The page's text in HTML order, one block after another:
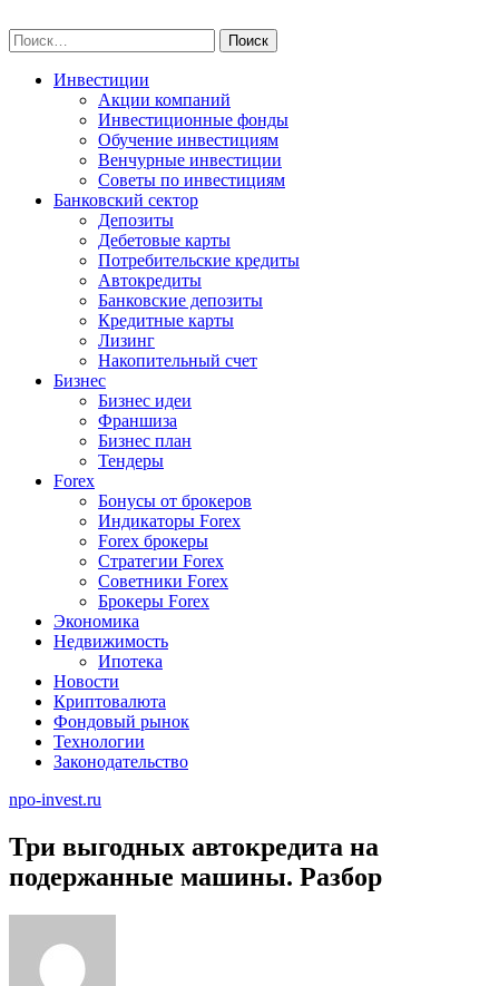
to
content
Найти:
Инвестиции
Акции компаний
Инвестиционные фонды
Обучение инвестициям
Венчурные инвестиции
Советы по инвестициям
Банковский сектор
Депозиты
Дебетовые карты
Потребительские кредиты
Автокредиты
Банковские депозиты
Кредитные карты
Лизинг
Накопительный счет
Бизнес
Бизнес идеи
Франшиза
Бизнес план
Тендеры
Forex
Бонусы от брокеров
Индикаторы Forex
Forex брокеры
Стратегии Forex
Советники Forex
Брокеры Forex
Экономика
Недвижимость
Ипотека
Новости
Криптовалюта
Фондовый рынок
Технологии
Законодательство
npo-invest.ru
Три выгодных автокредита на
подержанные машины. Разбор